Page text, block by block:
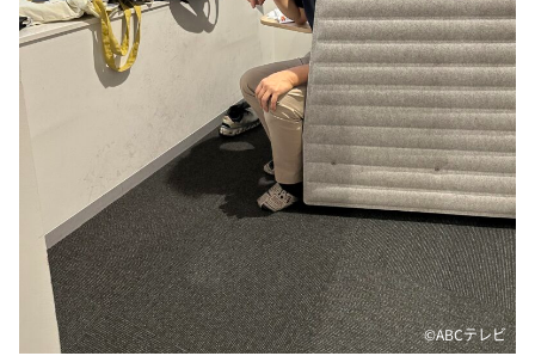
教えて！ニュースライブ 正義のミカタ
ＬＩＦＥ～夢のカタチ～
新婚さんいらっしゃい！
ポツンと一軒家
ザキ山小屋本館
ぺこぱのまるスポ
アナ回覧板
©️ABCテレビ